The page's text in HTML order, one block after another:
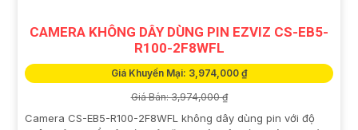
CAMERA KHÔNG DÂY DÙNG PIN EZVIZ CS-EB5-
R100-2F8WFL
Giá Khuyến Mại: 3,974,000 ₫
Giá Bán: 3,974,000 ₫
Camera CS-EB5-R100-2F8WFL không dây dùng pin với độ